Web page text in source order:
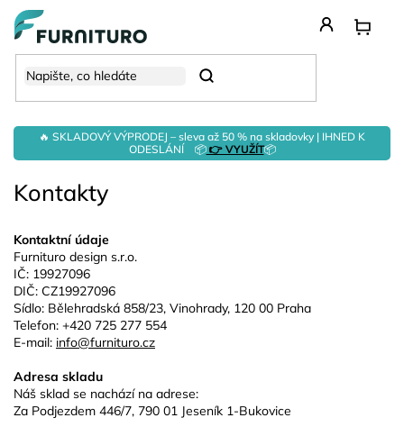
Přejít
obsah
🔥 SKLADOVÝ VÝPRODEJ – sleva až 50 % na skladovky | IHNED K
ODESLÁNÍ 📦👉 VYUŽÍT📦
Hledat
Kontakty
Kontaktní údaje
Furnituro design s.r.o.
IČ: 19927096
DIČ: CZ19927096
Sídlo: Bělehradská 858/23, Vinohrady, 120 00 Praha
Telefon: +420 725 277 554
E-mail: info@furnituro.cz
Adresa skladu
Náš sklad se nachází na adrese:
Za Podjezdem 446/7, 790 01 Jeseník 1-Bukovice